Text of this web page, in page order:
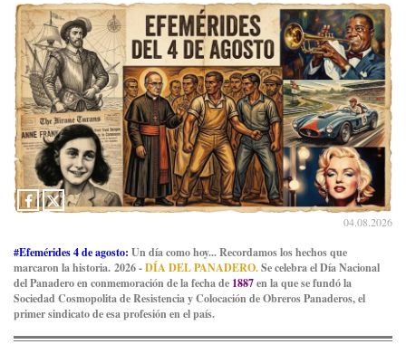
04.08.2026
#Efemérides 4 de agosto: Un día como hoy... Recordamos los hechos que
marcaron la historia. 2026 -DÍA DEL PANADERO.Se celebra el Día Nacional
del Panadero en conmemoración de la fecha de 1887en la que se fundó la
Sociedad Cosmopolita de Resistencia y Colocación de Obreros Panaderos, el
primer sindicato de esa profesión en el país.